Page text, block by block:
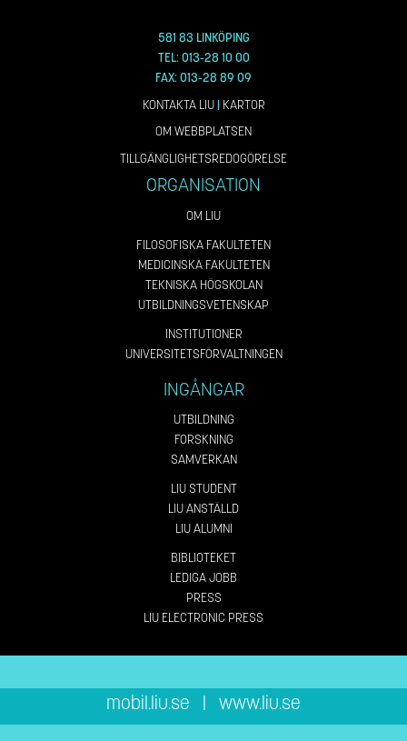
581 83 LINKÖPING
TEL: 013-28 10 00
FAX: 013-28 89 09
KONTAKTA LIU| KARTOR
OM WEBBPLATSEN
TILLGÄNGLIGHETSREDOGÖRELSE
ORGANISATION
OM LIU
FILOSOFISKA FAKULTETEN
MEDICINSKA FAKULTETEN
TEKNISKA HÖGSKOLAN
UTBILDNINGSVETENSKAP
INSTITUTIONER
UNIVERSITETSFÖRVALTNINGEN
INGÅNGAR
UTBILDNING
FORSKNING
SAMVERKAN
LIU STUDENT
LIU ANSTÄLLD
LIU ALUMNI
BIBLIOTEKET
LEDIGA JOBB
PRESS
LIU ELECTRONIC PRESS
mobil.liu.se www.liu.se